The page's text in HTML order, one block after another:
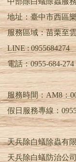
地址：臺中市西區
服務區域：苗栗至
LINE :0955684274
電話：0955-684-274
服務時間：AM8：
假日服務專線：
天兵除白蟻除蟲有
天兵除白蟻防治公